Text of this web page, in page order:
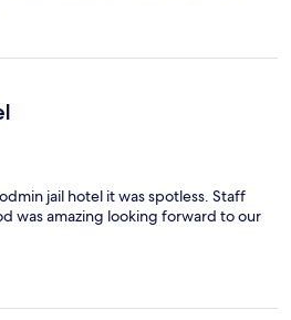
jail hotel it was spotless. Staff
was amazing looking forward to our